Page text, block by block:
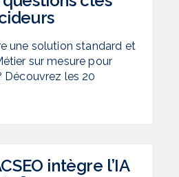
une solution standard et
sur mesure pour
Découvrez les 20
intègre l’IA